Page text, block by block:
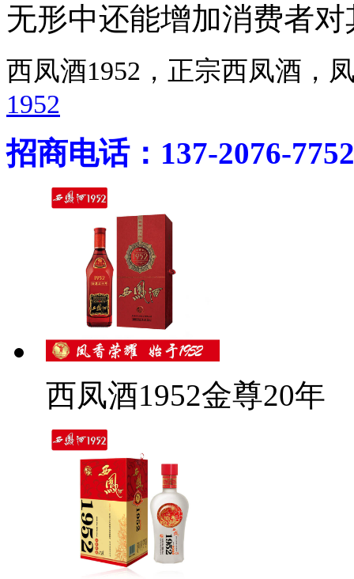
无形中还能增加消费者
西凤酒1952，正宗西凤酒
1952
招商电话：137-2076-7752
西凤酒1952金尊20年